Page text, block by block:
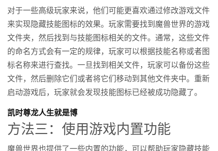
对于一些高级玩家来说，他们可能更喜欢通过修改游戏文件
来实现隐藏技能图标的效果。玩家需要找到魔兽世界的游戏
文件夹，然后找到与技能图标相关的文件。通常，这些文件
的命名方式会有一定的规律，玩家可以根据技能名称或者图
标名称来进行查找。一旦找到相关文件，玩家可以备份这些
文件，然后删除它们或者将它们移动到其他文件夹中。重新
启动游戏后，玩家就会发现技能图标已经被成功隐藏了。
凯时尊龙人生就是博
方法三：使用游戏内置功能
魔兽世界也提供了一些内置的功能，可以帮助玩家隐藏技能